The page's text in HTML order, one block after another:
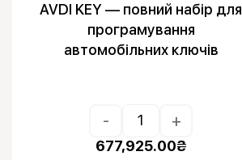
AVDI KEY — повний набір для
програмування
автомобільних ключів
- +
677,925.00₴